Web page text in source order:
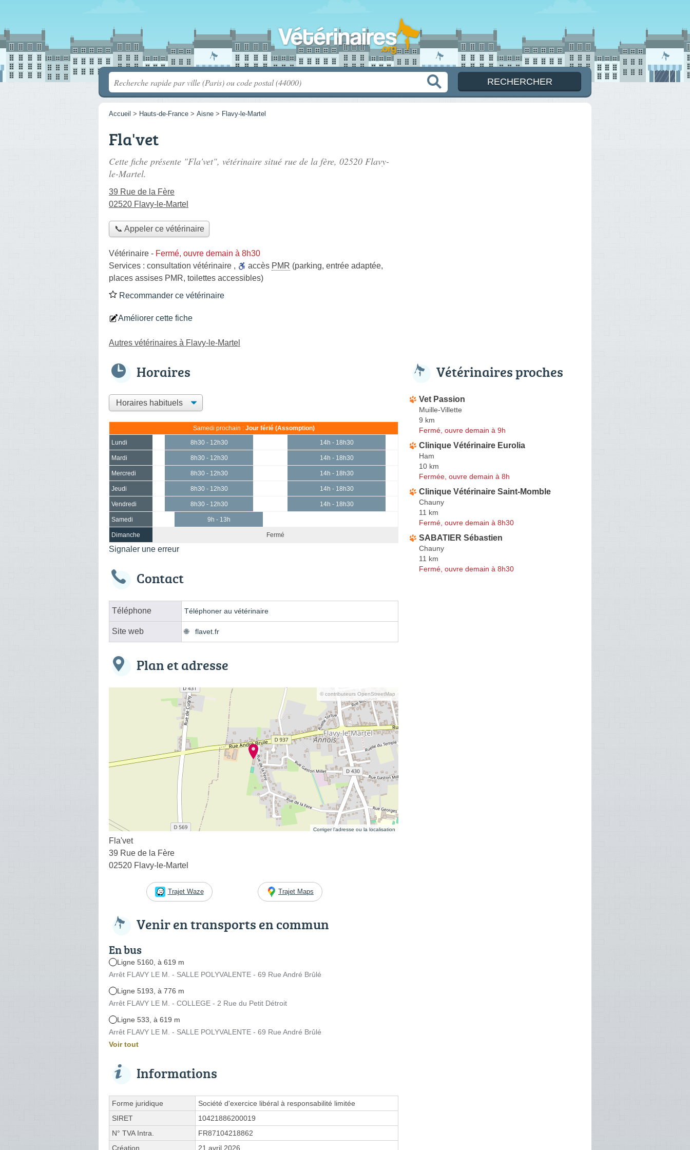
Accueil > Hauts-de-France > Aisne > Flavy-le-Martel
Fla'vet
Cette fiche présente "Fla'vet", vétérinaire situé rue de la fère, 02520 Flavy-
le-Martel.
39 Rue de la Fère
02520 Flavy-le-Martel
📞 Appeler ce vétérinaire
Vétérinaire - Fermé, ouvre demain à 8h30
Services : consultation vétérinaire , accès PMR (parking, entrée adaptée,
places assises PMR, toilettes accessibles)
Recommander ce vétérinaire
Améliorer cette fiche
Autres vétérinaires à Flavy-le-Martel
Horaires
Samedi prochain : Jour férié (Assomption)
Lundi 8h30 - 12h30 14h - 18h30
Mardi 8h30 - 12h30 14h - 18h30
Mercredi 8h30 - 12h30 14h - 18h30
Jeudi 8h30 - 12h30 14h - 18h30
Vendredi 8h30 - 12h30 14h - 18h30
Samedi 9h - 13h
Dimanche Fermé
Signaler une erreur
Contact
Téléphone Téléphoner au vétérinaire
Site web flavet.fr
Plan et adresse
© contributeurs OpenStreetMap
Corriger l’adresse ou la localisation
Fla'vet
39 Rue de la Fère
02520 Flavy-le-Martel
Trajet Waze Trajet Maps
Venir en transports en commun
En bus
Ligne 5160, à 619 m
Arrêt FLAVY LE M. - SALLE POLYVALENTE - 69 Rue André Brûlé
Ligne 5193, à 776 m
Arrêt FLAVY LE M. - COLLEGE - 2 Rue du Petit Détroit
Ligne 533, à 619 m
Arrêt FLAVY LE M. - SALLE POLYVALENTE - 69 Rue André Brûlé
Voir tout
Informations
Forme juridique
Société d'exercice libéral à responsabilité limitée
SIRET
10421886200019
N° TVA Intra.
FR87104218862
Création
21 avril 2026
Vétérinaires proches
Vet Passion
Muille-Villette
9 km
Fermé, ouvre demain à 9h
Clinique Vétérinaire Eurolia
Ham
10 km
Fermée, ouvre demain à 8h
Clinique Vétérinaire Saint-Momble
Chauny
11 km
Fermé, ouvre demain à 8h30
SABATIER Sébastien
Chauny
11 km
Fermé, ouvre demain à 8h30